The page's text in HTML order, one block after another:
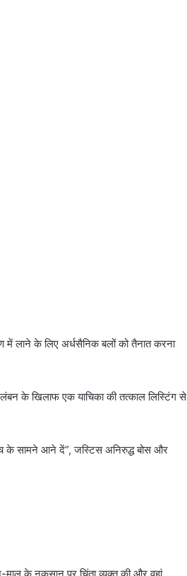
में लाने के लिए अर्धसैनिक बलों को तैनात करना
के खिलाफ एक याचिका की तत्काल लिस्टिंग से
के सामने आने दें”, जस्टिस अनिरुद्ध बोस और